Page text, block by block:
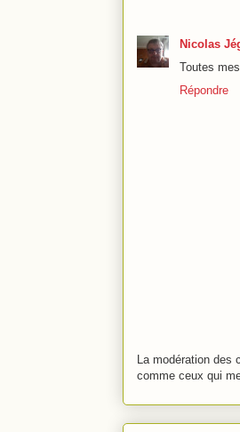
Nicolas
Toutes
Répondre
La modération des
comme ceux qui